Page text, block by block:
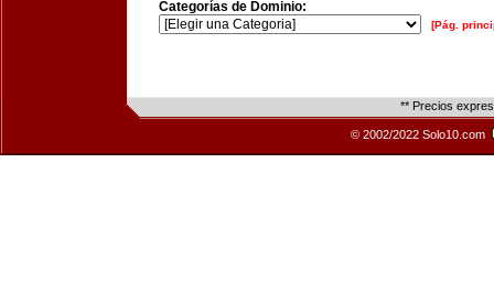
Categorías de Dominio:
[Pág.
** Precios
© 2002/2022 Solo10.com